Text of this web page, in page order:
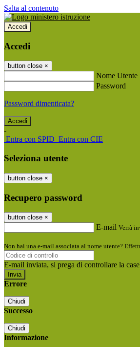
Salta al contenuto
Accedi
Accedi
button close ×
Nome Utente
Password
Password dimenticata?
-
Entra con SPID Entra con CIE
Seleziona utente
button close ×
Recupero password
button close ×
E-mail Verrà
Non hai una e-mail associata al nome utente?
E-mail inviata, si prega di controllare la
Errore
Chiudi
Successo
Chiudi
Informazione